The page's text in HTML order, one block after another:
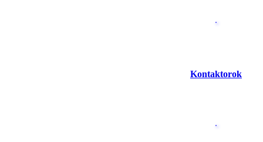
Kontaktorok